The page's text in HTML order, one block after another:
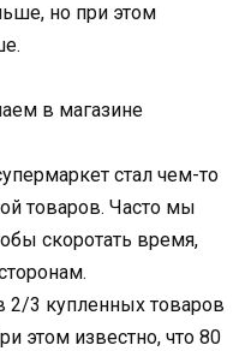
но при этом
стал чем-то
товаров. Часто мы
скоротать время,
2/3 купленных товаров
этом известно, что 80